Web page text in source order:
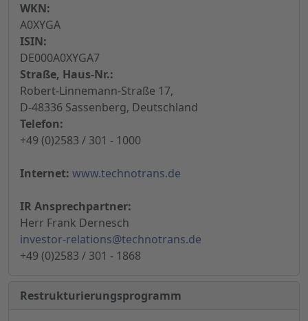
WKN:
A0XYGA
ISIN:
DE000A0XYGA7
Straße, Haus-Nr.:
Robert-Linnemann-Straße 17,
D-48336 Sassenberg, Deutschland
Telefon:
+49 (0)2583 / 301 - 1000
Internet: www.technotrans.de
IR Ansprechpartner:
Herr Frank Dernesch
investor-relations@technotrans.de
+49 (0)2583 / 301 - 1868
Restrukturierungsprogramm